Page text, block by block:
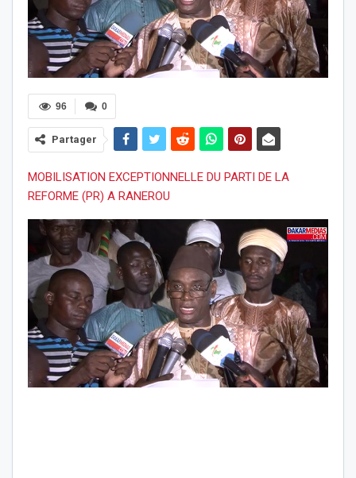
0
96
Partager
MOBILISATION EXCEPTIONNELLE DU PARTI DE LA
REFORME (PR) A RANEROU